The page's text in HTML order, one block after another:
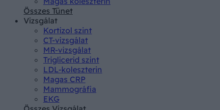
Összes Tünet
Vizsgálat
Kortizol szint
CT-vizsgálat
MR-vizsgálat
Triglicerid szint
LDL-koleszterin
Magas CRP
Mammográfia
EKG